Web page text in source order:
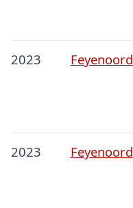
2023 Feyenoord
2023 Feyenoord